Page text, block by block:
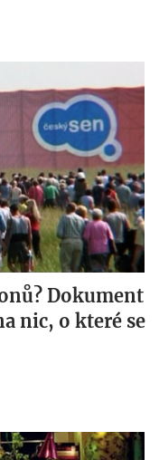
Dokument
nic, o které se